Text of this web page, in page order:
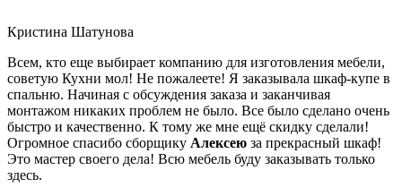
Кристина Шатунова
Всем, кто еще выбирает компанию для изготовления мебели,
советую Кухни мол! Не пожалеете! Я заказывала шкаф-купе в
спальню. Начиная с обсуждения заказа и заканчивая
монтажом никаких проблем не было. Все было сделано очень
быстро и качественно. К тому же мне ещё скидку сделали!
Огромное спасибо сборщику Алексею за прекрасный шкаф!
Это мастер своего дела! Всю мебель буду заказывать только
здесь.